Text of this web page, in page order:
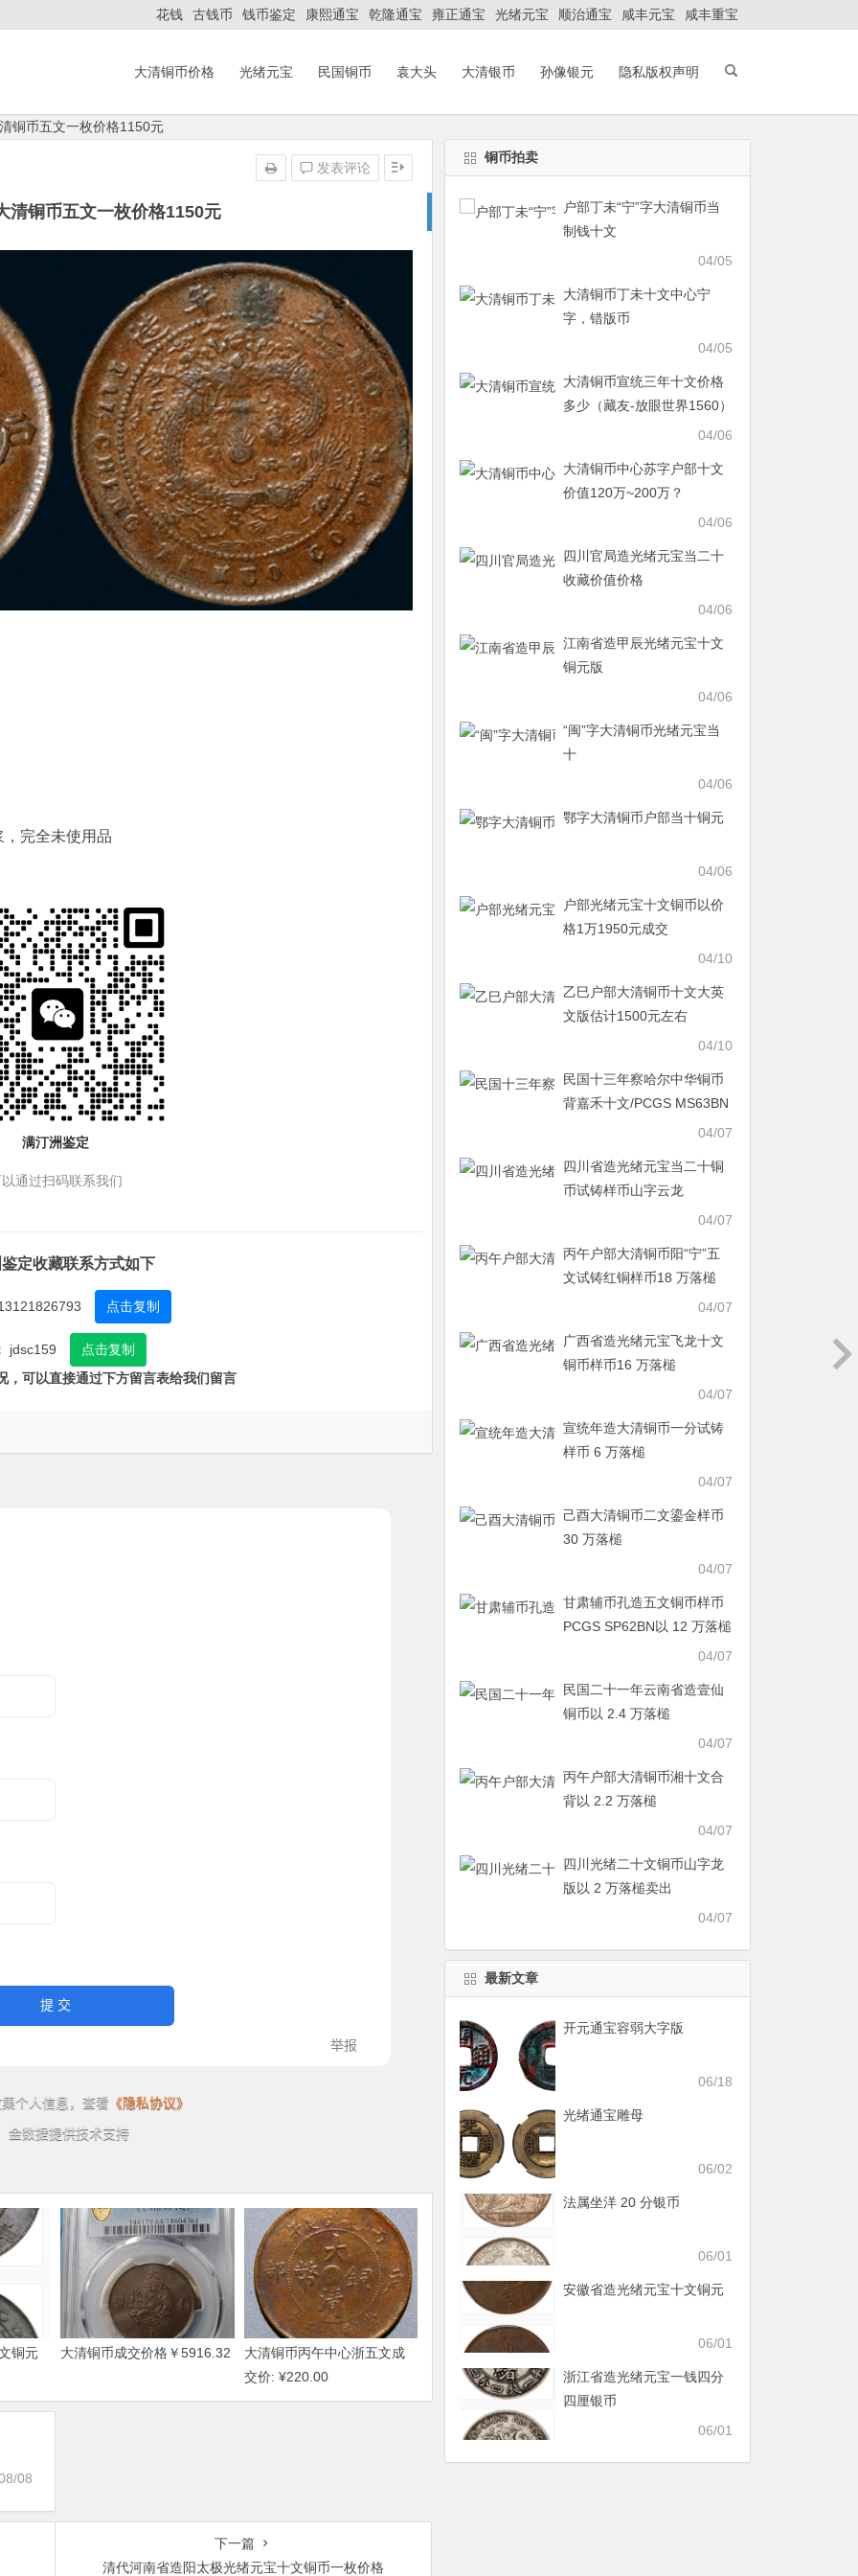
花钱 古钱币 钱币鉴定 康熙通宝 乾隆通宝 雍正通宝 光绪元宝 顺治通宝 咸丰元宝 咸丰重宝
大清铜币价格 光绪元宝 民国铜币 袁大头 大清银币 孙像银元 隐私版权声明
铜币五文一枚价格1150元
清铜币五文一枚价格1150元
发表评论
完全未使用品
满汀洲鉴定
通过扫码联系我们
定收藏联系方式如下
点击复制
jdsc159
点击复制
，可以直接通过下方留言表给我们留言
铜元 大清铜币成交价格￥5916.32
大清铜币丙午中心浙五文成
交价: ¥220.00
08
下一篇
清代河南省造阳太极光绪元宝十文铜币一枚价格
铜币拍卖
户部丁未“宁”字大清铜币当
制钱十文
04/05
大清铜币丁未十文中心宁
字，错版币
04/05
大清铜币宣统三年十文价格
多少（藏友-放眼世界1560）
04/06
大清铜币中心苏字户部十文
价值120万~200万？
04/06
四川官局造光绪元宝当二十
收藏价值价格
04/06
江南省造甲辰光绪元宝十文
铜元版
04/06
“闽”字大清铜币光绪元宝当
十
04/06
鄂字大清铜币户部当十铜元
04/06
户部光绪元宝十文铜币以价
格1万1950元成交
04/10
乙巳户部大清铜币十文大英
文版估计1500元左右
04/10
民国十三年察哈尔中华铜币
背嘉禾十文/PCGS MS63BN
04/07
四川省造光绪元宝当二十铜
币试铸样币山字云龙
04/07
丙午户部大清铜币阳“宁”五
文试铸红铜样币18 万落槌
04/07
广西省造光绪元宝飞龙十文
铜币样币16 万落槌
04/07
宣统年造大清铜币一分试铸
样币 6 万落槌
04/07
己酉大清铜币二文鎏金样币
30 万落槌
04/07
甘肃辅币孔造五文铜币样币
PCGS SP62BN以 12 万落槌
04/07
民国二十一年云南省造壹仙
铜币以 2.4 万落槌
04/07
丙午户部大清铜币湘十文合
背以 2.2 万落槌
04/07
四川光绪二十文铜币山字龙
版以 2 万落槌卖出
04/07
最新文章
开元通宝容弱大字版
06/18
光绪通宝雕母
06/02
法属坐洋 20 分银币
06/01
安徽省造光绪元宝十文铜元
06/01
浙江省造光绪元宝一钱四分
四厘银币
06/01